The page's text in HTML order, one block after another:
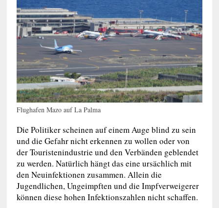
Flughafen Mazo auf La Palma
Die Politiker scheinen auf einem Auge blind zu sein
und die Gefahr nicht erkennen zu wollen oder von
der Touristenindustrie und den Verbänden geblendet
zu werden. Natürlich hängt das eine ursächlich mit
den Neuinfektionen zusammen. Allein die
Jugendlichen, Ungeimpften und die Impfverweigerer
können diese hohen Infektionszahlen nicht schaffen.